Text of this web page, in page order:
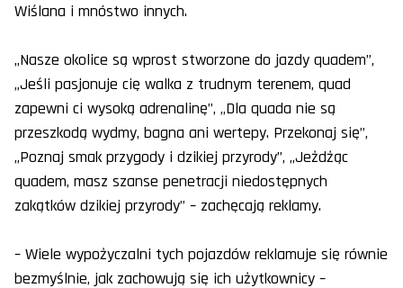
Wiślana i mnóstwo innych.
„Nasze okolice są wprost stworzone do jazdy quadem”,
„Jeśli pasjonuje cię walka z trudnym terenem, quad
zapewni ci wysoką adrenalinę”, „Dla quada nie są
przeszkodą wydmy, bagna ani wertepy. Przekonaj się”,
„Poznaj smak przygody i dzikiej przyrody”, „Jeżdżąc
quadem, masz szanse penetracji niedostępnych
zakątków dzikiej przyrody” – zachęcają reklamy.
– Wiele wypożyczalni tych pojazdów reklamuje się równie
bezmyślnie, jak zachowują się ich użytkownicy –